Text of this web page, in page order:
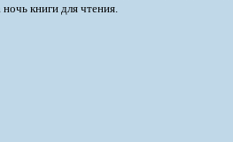
книги для чтения.